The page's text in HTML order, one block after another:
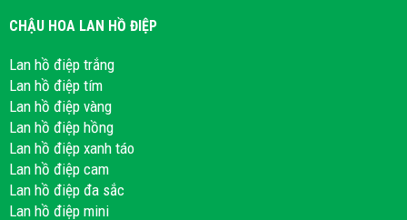
CHẬU HOA LAN HỒ ĐIỆP
Lan hồ điệp trắng
Lan hồ điệp tím
Lan hồ điệp vàng
Lan hồ điệp hồng
Lan hồ điệp xanh táo
Lan hồ điệp cam
Lan hồ điệp đa sắc
Lan hồ điệp mini